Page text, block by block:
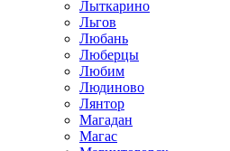
Лыткарино
Льгов
Любань
Люберцы
Любим
Людиново
Лянтор
Магадан
Магас